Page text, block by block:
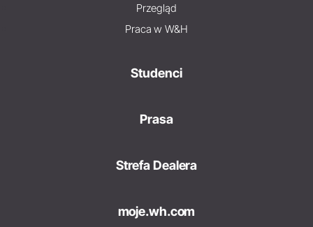
Przegląd
Praca w W&H
Studenci
Prasa
Strefa Dealera
moje.wh.com